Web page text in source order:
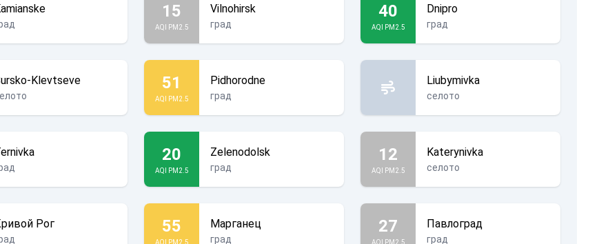
15
AQI PM2.5
Vilnohirsk
град
40
AQI PM2.5
Dnipro
град
Klevtseve 51
AQI PM2.5
Pidhorodne
град
Liubymivka
селото
20
AQI PM2.5
Zelenodolsk
град
12
AQI PM2.5
Katerynivka
селото
Рог 55
AQI PM2.5
Марганец
град
27
AQI PM2.5
Павлоград
град